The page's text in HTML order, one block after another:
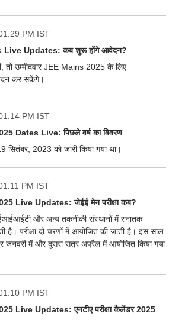
PM IST
Live Updates: कब शुरू होंगे आवेदन?
तो उम्मीदवार JEE Mains 2025 के लिए
कर सकेंगे।
PM IST
Dates Live: पिछले वर्ष का विवरण
सितंबर, 2023 को जारी किया गया था।
PM IST
Live Updates: जेईई मेन परीक्षा कब?
और अन्य तकनीकी संस्थानों में स्नातक
है। परीक्षा दो चरणों में आयोजित की जाती है। इस साल
में और दूसरा सत्र अप्रैल में आयोजित किया गया
PM IST
Live Updates: एनटीए परीक्षा कैलेंडर 2025